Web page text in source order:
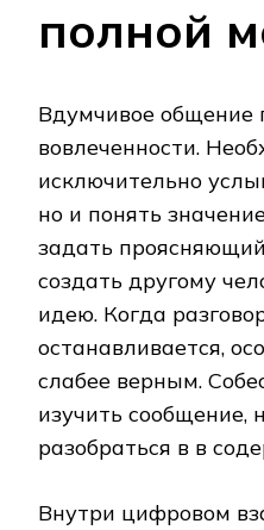
полной
Вдумчивое общение
вовлеченности.
исключительно
но и понять
задать
создать другому
идею. Когда
останавливается,
слабее верным.
изучить сообщение,
разобраться в в
Внутри цифровом